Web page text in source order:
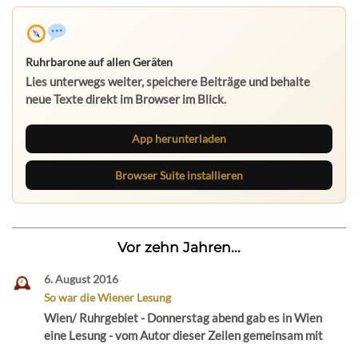
Ruhrbarone auf allen Geräten
Lies unterwegs weiter, speichere Beiträge und behalte
neue Texte direkt im Browser im Blick.
App herunterladen
Browser Suite installieren
Vor zehn Jahren...
6. August 2016
So war die Wiener Lesung
Wien/ Ruhrgebiet - Donnerstag abend gab es in Wien
eine Lesung - vom Autor dieser Zeilen gemeinsam mit